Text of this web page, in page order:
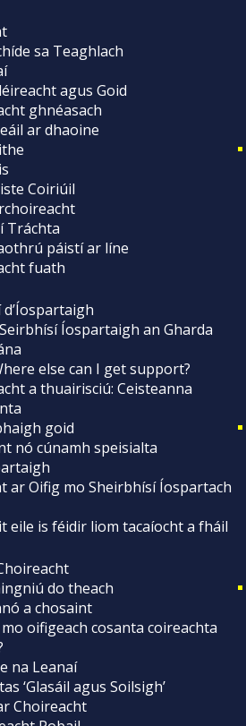
sa Teaghlach
agus Goid
ghnéasach
ar dhaoine
Coiriúil
Tráchta
páistí ar líne
fuath
Íospartaigh an Gharda
else can I get support?
a thuairisciú: Ceisteanna
goid
nó cúnamh speisialta
ar Oifig mo Sheirbhísí Íospartach
eile is féidir liom tacaíocht a fháil
do theach
a chosaint
mo oifigeach cosanta coireachta
na Leanaí
‘Glasáil agus Soilsigh’
Choireacht